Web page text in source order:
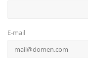
E-mail